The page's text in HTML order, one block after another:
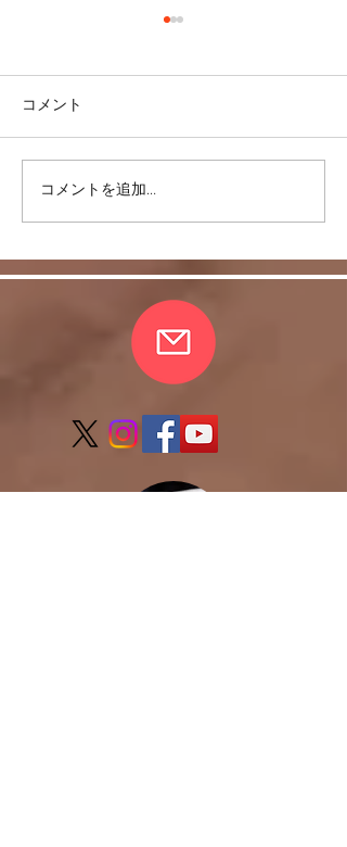
リバウンドを避けるに
は・・・
コメント
コメントを追加…